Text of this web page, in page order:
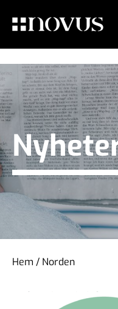
Hem / Norden